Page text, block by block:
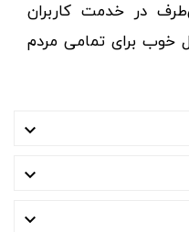
در خدمت کاربران
خوب برای تمامی مردم


